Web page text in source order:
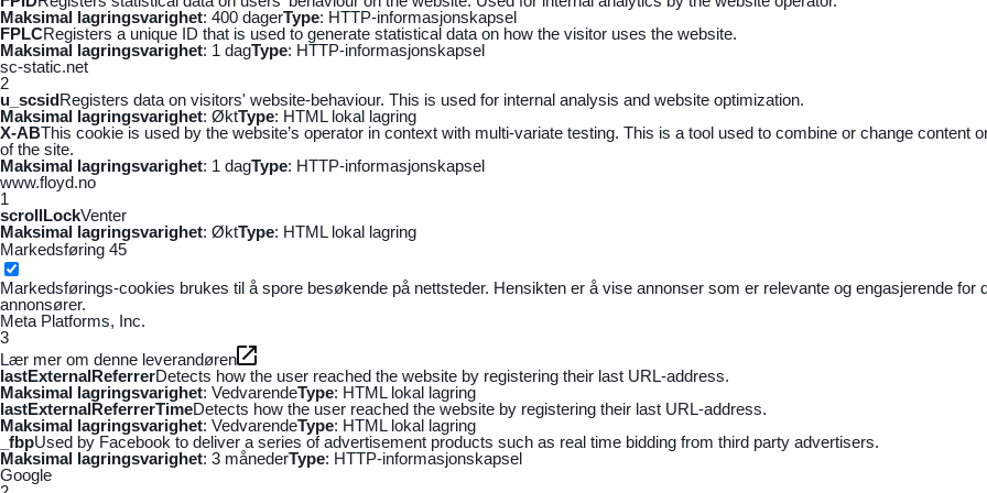
Maksimal lagringsvarighet: 400 dagerType: HTTP-informasjonskapsel
FPLCRegisters a unique ID that is used to generate statistical data on how the visitor uses the website.
Maksimal lagringsvarighet: 1 dagType: HTTP-informasjonskapsel
sc-static.net
2
u_scsidRegisters data on visitors' website-behaviour. This is used for internal analysis and website optimization.
Maksimal lagringsvarighet: ØktType: HTML lokal lagring
X-ABThis cookie is used by the website’s operator in context with multi-variate testing. This is a tool used to combine or change content
of the site.
Maksimal lagringsvarighet: 1 dagType: HTTP-informasjonskapsel
www.floyd.no
1
scrollLockVenter
Maksimal lagringsvarighet: ØktType: HTML lokal lagring
Markedsføring 45
Markedsførings-cookies brukes til å spore besøkende på nettsteder. Hensikten er å vise annonser som er relevante og engasjerende
annonsører.
Meta Platforms, Inc.
3
Lær mer om denne leverandøren
lastExternalReferrerDetects how the user reached the website by registering their last URL-address.
Maksimal lagringsvarighet: VedvarendeType: HTML lokal lagring
lastExternalReferrerTimeDetects how the user reached the website by registering their last URL-address.
Maksimal lagringsvarighet: VedvarendeType: HTML lokal lagring
_fbpUsed by Facebook to deliver a series of advertisement products such as real time bidding from third party advertisers.
Maksimal lagringsvarighet: 3 månederType: HTTP-informasjonskapsel
Google